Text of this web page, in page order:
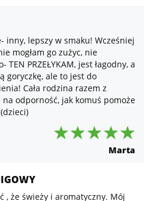
inny, lepszy w smaku! Wcześniej
mogłam go zużyc, nie
TEN PRZEŁYKAM, jest łagodny, a
goryczkę, ale to jest do
Cała rodzina razem z
odporność, jak komuś pomoże
Marta
, że świeży i aromatyczny. Mój